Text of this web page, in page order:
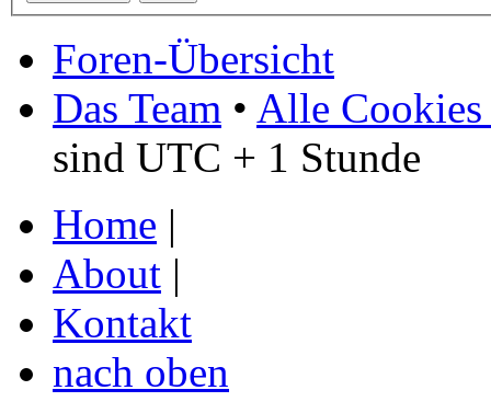
Foren-Übersicht
Das Team • Alle Cookies
sind UTC + 1 Stunde
Home |
About |
Kontakt
nach oben